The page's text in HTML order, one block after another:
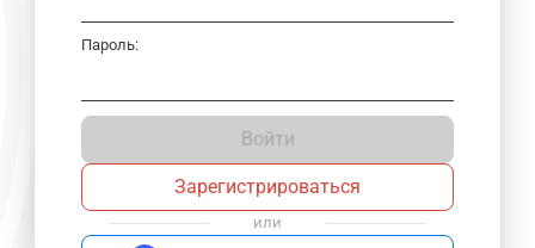
Пароль:
Войти
Зарегистрироваться
или